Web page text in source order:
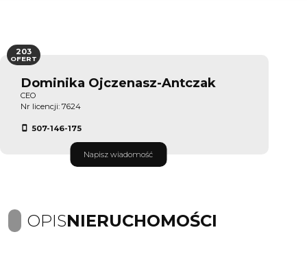
Dominika Ojczenasz-Antczak
CEO
Nr licencji: 7624
507-146-175
Napisz wiadomość
203
OFERT
OPISNIERUCHOMOŚCI